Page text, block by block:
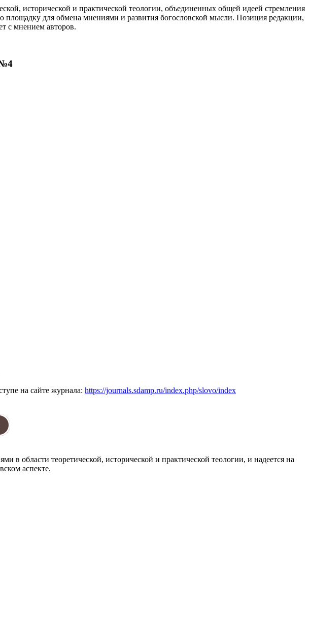
исторической и практической теологии, объединенных общей идеей стремления
для обмена мнениями и развития богословской мысли. Позиция редакции,
с мнением авторов.
на сайте журнала: https://journals.sdamp.ru/index.php/slovo/index
в области теоретической, исторической и практической теологии, и надеется на
аспекте.